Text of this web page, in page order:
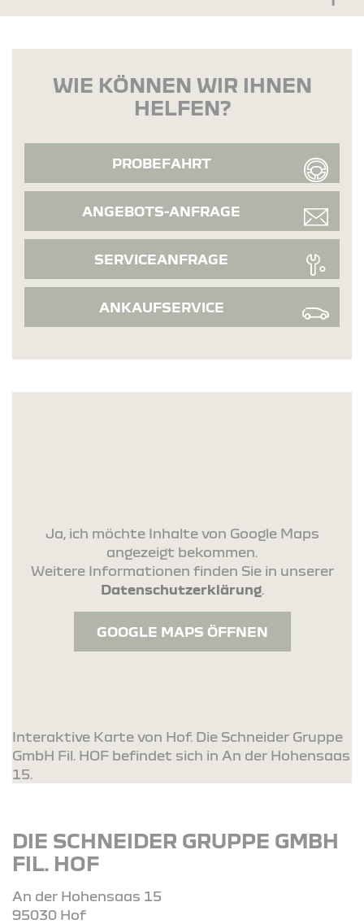
WIE KÖNNEN WIR IHNEN
HELFEN?
PROBEFAHRT
ANGEBOTS-ANFRAGE
SERVICEANFRAGE
ANKAUFSERVICE
Ja, ich möchte Inhalte von Google Maps
angezeigt bekommen.
Weitere Informationen finden Sie in unserer
Datenschutzerklärung.
GOOGLE MAPS ÖFFNEN
Interaktive Karte von Hof. Die Schneider Gruppe
GmbH Fil. HOF befindet sich in An der Hohensaas
15.
DIE SCHNEIDER GRUPPE GMBH
FIL. HOF
An der Hohensaas 15
95030 Hof